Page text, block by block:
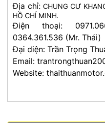
Địa chỉ:CHUNG CƯ
HỒ CHÍ MINH.
Điện thoại:
0364.361.536 (Mr. Thái)
Đại diện: Trần Trọng
Email:
Website: